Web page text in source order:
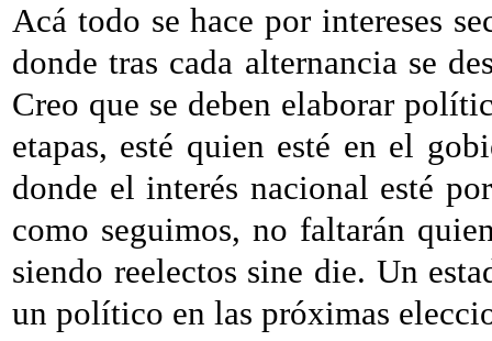
Acá todo se hace por intereses
donde tras cada alternancia se
Creo que se deben elaborar
etapas, esté quien esté en el
donde el interés nacional esté
como seguimos, no faltarán
siendo reelectos sine die. Un
un político en las próximas